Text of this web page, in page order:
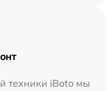
техники iBoto мы